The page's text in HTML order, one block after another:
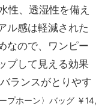
性、透湿性を備え
ル感は軽減された
なので、ワンピー
プして見える効果
ランスがとりやす
プホーン〉バッグ ￥14,